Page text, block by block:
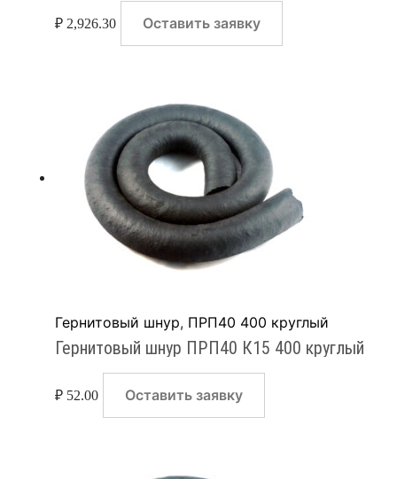
₽ 2,926.30 Оставить заявку
Гернитовый шнур, ПРП40 400 круглый
Гернитовый шнур ПРП40 К15 400 круглый
₽ 52.00 Оставить заявку